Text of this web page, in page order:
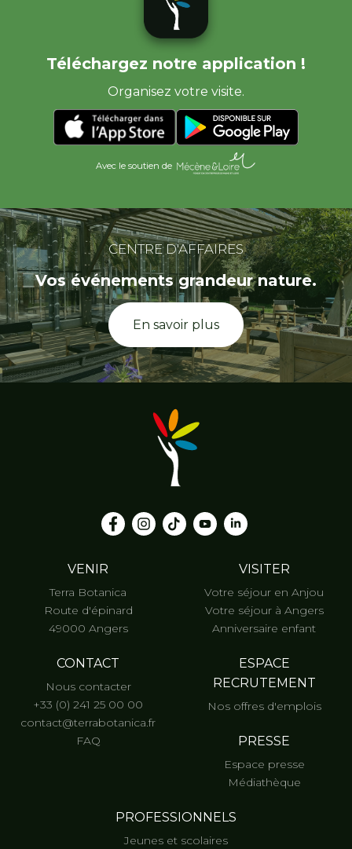
Téléchargez notre application !
Organisez votre visite.
Avec le soutien de
CENTRE D'AFFAIRES
Vos événements grandeur nature.
En savoir plus
VENIR
Terra Botanica
Route d'épinard
49000 Angers
CONTACT
Nous contacter
+33 (0) 241 25 00 00
contact@terrabotanica.fr
FAQ
VISITER
Votre séjour en Anjou
Votre séjour à Angers
Anniversaire enfant
ESPACE
RECRUTEMENT
Nos offres d'emplois
PRESSE
Espace presse
Médiathèque
PROFESSIONNELS
Jeunes et scolaires